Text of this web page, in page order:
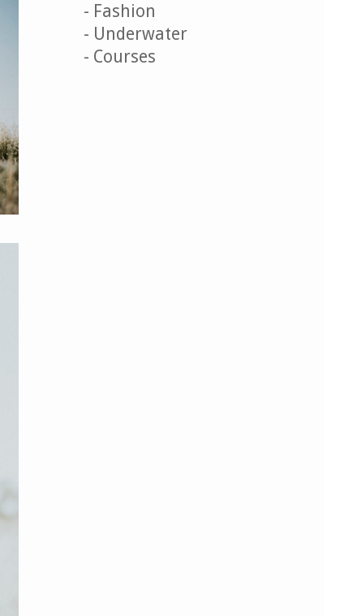
- Fashion
- Underwater
- Courses